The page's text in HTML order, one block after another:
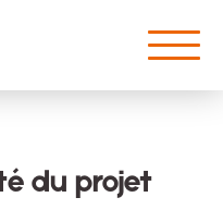
du projet